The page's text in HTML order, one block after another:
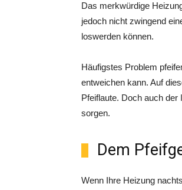
Das merkwürdige
jedoch nicht zwingend
loswerden können.
Häufigstes Problem
entweichen kann. Auf
Pfeiflaute. Doch auch
sorgen.
Dem
Wenn Ihre Heizung